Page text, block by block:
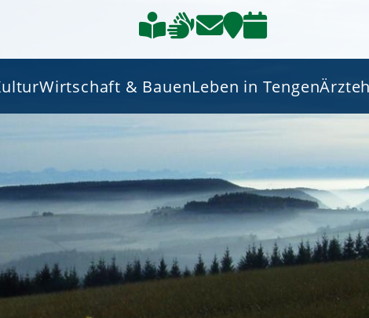
Wirtschaft & BauenLeben in Tengen